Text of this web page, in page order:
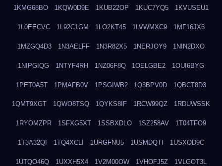
1KMG68BO 1KQW0D9E 1KUB22OP 1KUC7YQ5 1KVUSEU1
1L0EECVC 1L92C1GM 1LO2KT45 1LVWMXC9 1MF16JX6
1MZGQ4D3 1N3AELFF 1N3R82X5 1NERJOY9 1NIN2DXO
1NIPGIQG 1NTYF4RH 1NZ06F8Q 1OELGBE2 1OUI6BYG
1PET0A5T 1PMAFB0V 1PSGIWB2 1Q3BPV0D 1QBCT8D3
1QMT9XGT 1QWO8TSQ 1QYKS8IF 1RCW99QZ 1RDUWSSK
1RYOMZPR 1SFXG5XT 1SSBXDLO 1SZ258AV 1T04TFO9
1T3A32QI 1TQ4XCLI 1URGFNU5 1USMDQTI 1USXOD9C
1UTQO46Q 1UXXH5X4 1V2M00OW 1VHOFJ5Z 1VLGOT3L